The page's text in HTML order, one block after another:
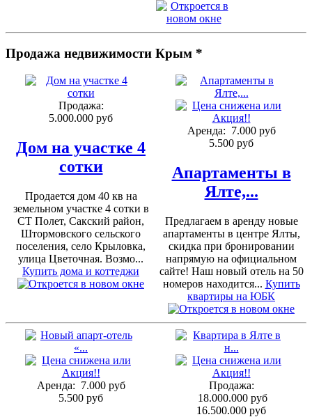
Продажа недвижимости Крым *
Продажа:
5.000.000 руб
Дом на участке 4
сотки
Продается дом 40 кв на
земельном участке 4 сотки в
СТ Полет, Сакский район,
Штормовского сельского
поселения, село Крыловка,
улица Цветочная. Возмо...
Купить дома и коттеджи
Аренда: 7.000 руб
5.500 руб
Апартаменты в
Ялте,...
Предлагаем в аренду новые
апартаменты в центре Ялты,
скидка при бронировании
напрямую на официальном
сайте! Наш новый отель на 50
номеров находится... Купить
квартиры на ЮБК
Аренда: 7.000 руб
5.500 руб
Продажа:
18.000.000 руб
16.500.000 руб